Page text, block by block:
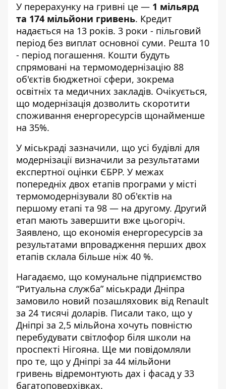
У перерахунку на гривні це — 1 мільярд
та 174 мільйони гривень. Кредит
надається на 13 років. 3 роки - пільговий
період без виплат основної суми. Решта 10
- період погашення. Кошти будуть
спрямовані на термомодернізацію 88
об'єктів бюджетної сфери, зокрема
освітніх та медичних закладів. Очікується,
що модернізація дозволить скоротити
споживання енергоресурсів щонайменше
на 35%.
У міськраді зазначили, що усі будівлі для
модернізації визначили за результатами
експертної оцінки ЄБРР. У межах
попередніх двох етапів програми у місті
термомодернізували 80 об'єктів на
першому етапі та 98 — на другому. Другий
етап мають завершити вже цьогоріч.
Заявлено, що економія енергоресурсів за
результатами впровадження перших двох
етапів склала більше ніж 40 %.
Нагадаємо, що комунальне підприємство
“Ритуальна служба” міськради Дніпра
замовило новий позашляховик від Renault
за 24 тисячі доларів. Писали тако, що у
Дніпрі за 2,5 мільйона хочуть повністю
перебудувати світлофор біля школи на
проспекті Нігояна. Ще ми повідомляли
про те, що у Дніпрі за 44 мільйони
гривень відремонтують дах і фасад у 33
багатоповерхівках.